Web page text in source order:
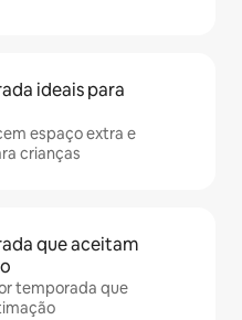
ideais para
espaço extra e
crianças
que aceitam
temporada que